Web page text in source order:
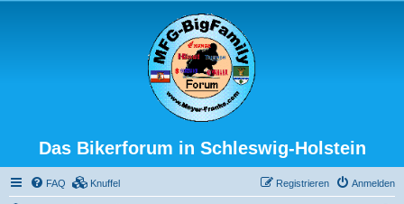
Das Bikerforum in Schleswig-Holstein
FAQ Knuffel Anmelden
Registrieren